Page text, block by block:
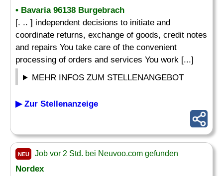
• Bavaria 96138 Burgebrach
[. .. ] independent decisions to initiate and
coordinate returns, exchange of goods, credit notes
and repairs You take care of the convenient
processing of orders and services You work [...]
MEHR INFOS ZUM STELLENANGEBOT
▶ Zur Stellenanzeige
NEU Job vor 2 Std. bei Neuvoo.com gefunden
Nordex